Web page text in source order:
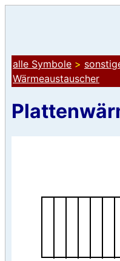
alle Symbole >
Wärmeaustauscher